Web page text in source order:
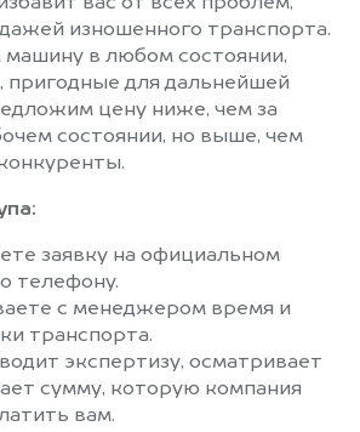
изношенного транспорта.
в любом состоянии,
пригодные для дальнейшей
цену ниже, чем за
состоянии, но выше, чем
заявку на официальном
телефону.
с менеджером время и
транспорта.
экспертизу, осматривает
сумму, которую компания
вам.